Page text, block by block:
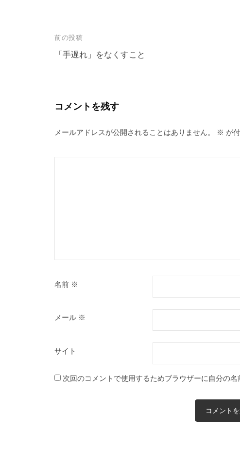
er
d
d
r
投
稿
ゲ
シ
前の投稿
「手遅れ」をなくすこと
コメントを残す
メールアドレスが公開されることはありません。 ※ が
名前 ※
メール ※
サイト
次回のコメントで使用するためブラウザーに自分の